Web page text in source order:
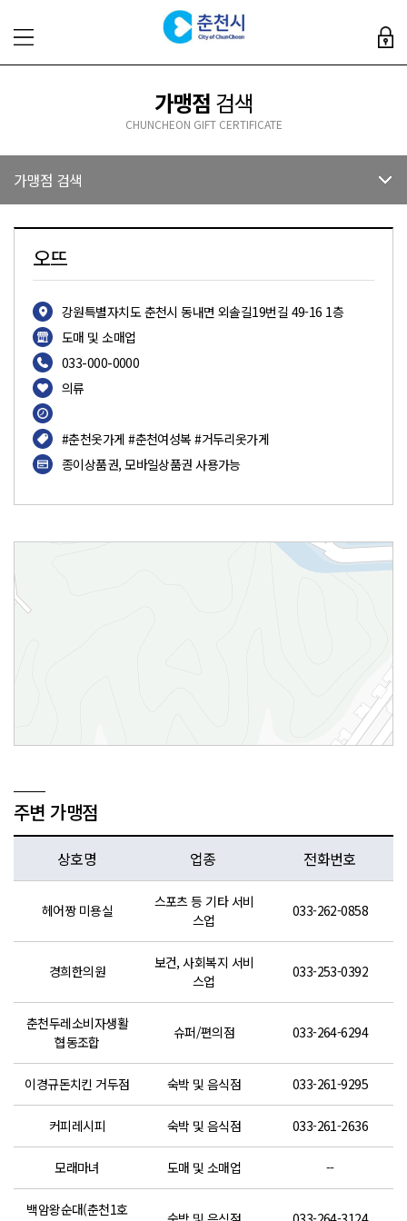
가맹점 검색
CHUNCHEON GIFT CERTIFICATE
가맹점 검색
오뜨
강원특별자치도 춘천시 동내면 외솔길19번길 49-16 1층
도매 및 소매업
033-000-0000
의류
#춘천옷가게 #춘천여성복 #거두리옷가게
종이상품권, 모바일상품권 사용가능
50m
주변 가맹점
상호명 업종 전화번호
헤어짱 미용실
스포츠 등 기타 서비
스업
033-262-0858
경희한의원
보건, 사회복지 서비
스업
033-253-0392
춘천두레소비자생활
협동조합
슈퍼/편의점 033-264-6294
이경규돈치킨 거두점 숙박 및 음식점 033-261-9295
커피레시피 숙박 및 음식점 033-261-2636
모래마녀 도매 및 소매업 --
백암왕순대(춘천1호